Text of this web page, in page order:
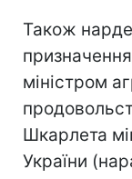
Також
міністром
Шкарлета
України